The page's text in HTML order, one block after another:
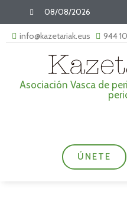
08/08/2026
info@kazetariak.eus 944
Asociación Vasca de
ÚNETE